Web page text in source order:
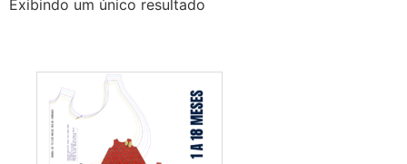
Exibindo um único resultado